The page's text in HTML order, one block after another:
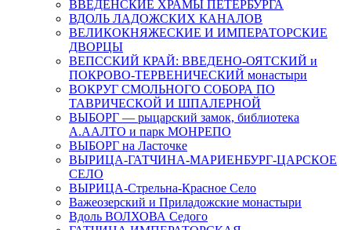
ВВЕДЕНСКИЕ ХРАМЫ ПЕТЕРБУРГА
ВДОЛЬ ЛАДОЖСКИХ КАНАЛОВ
ВЕЛИКОКНЯЖЕСКИЕ И ИМПЕРАТОРСКИЕ
ДВОРЦЫ
ВЕПССКИЙ КРАЙ: ВВЕДЕНО-ОЯТСКИЙ и
ПОКРОВО-ТЕРВЕНИЧЕСКИЙ монастыри
ВОКРУГ СМОЛЬНОГО СОБОРА ПО
ТАВРИЧЕСКОЙ И ШПАЛЕРНОЙ
ВЫБОРГ — рыцарский замок, библиотека
А.ААЛТО и парк МОНРЕПО
ВЫБОРГ на Ласточке
ВЫРИЦА-ГАТЧИНА-МАРИЕНБУРГ-ЦАРСКОЕ
СЕЛО
ВЫРИЦА-Стрельна-Красное Село
Важеозерский и Приладожские монастыри
Вдоль ВОЛХОВА Седого